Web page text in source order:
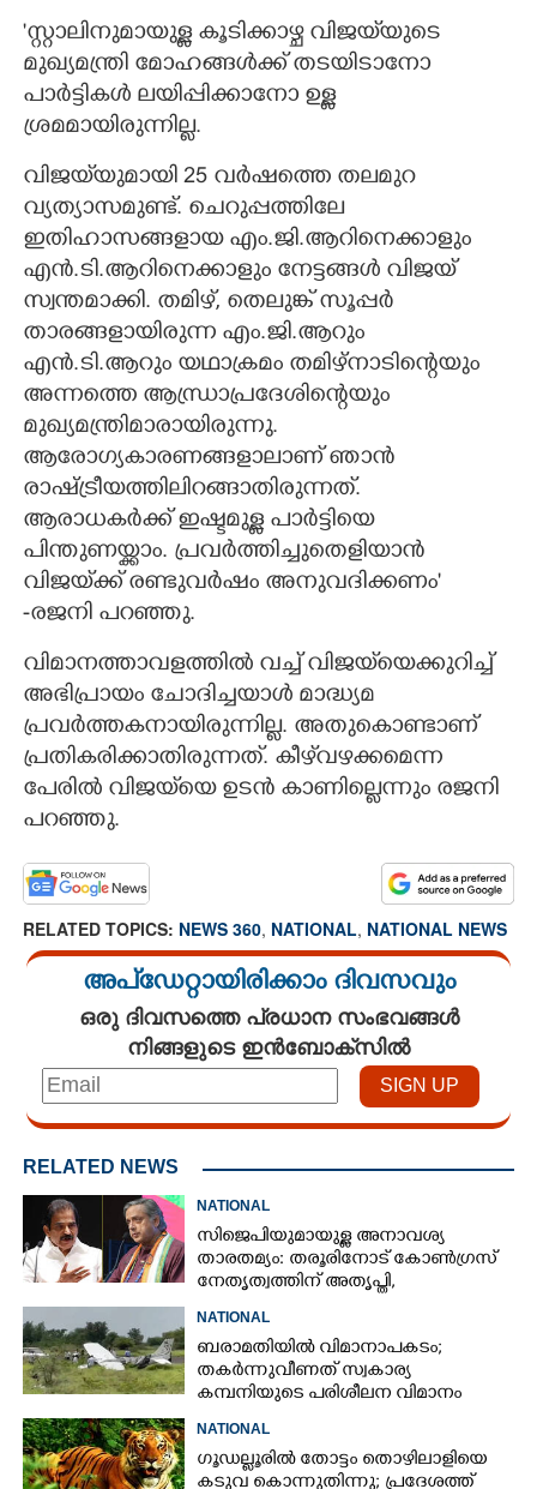
'സ്റ്റാലിനുമായുള്ള കൂടിക്കാഴ്ച വിജയ്‌യുടെ
മുഖ്യമന്ത്രി മോഹങ്ങൾക്ക് തടയിടാനോ
പാർട്ടികൾ ലയിപ്പിക്കാനോ ഉള്ള
ശ്രമമായിരുന്നില്ല.
വിജയ്‌യുമായി 25 വർഷത്തെ തലമുറ
വ്യത്യാസമുണ്ട്. ചെറുപ്പത്തിലേ
ഇതിഹാസങ്ങളായ എം.ജി.ആറിനെക്കാളും
എൻ.ടി.ആറിനെക്കാളും നേട്ടങ്ങൾ വിജയ്
സ്വന്തമാക്കി. തമിഴ്, തെലുങ്ക് സൂപ്പർ
താരങ്ങളായിരുന്ന എം.ജി.ആറും
എൻ.ടി.ആറും യഥാക്രമം തമിഴ്നാടിന്റെയും
അന്നത്തെ ആന്ധ്രാപ്രദേശിന്റെയും
മുഖ്യമന്ത്രിമാരായിരുന്നു.
ആരോഗ്യകാരണങ്ങളാലാണ് ഞാൻ
രാഷ്ട്രീയത്തിലിറങ്ങാതിരുന്നത്.
ആരാധകർക്ക് ഇഷ്ടമുള്ള പാർട്ടിയെ
പിന്തുണയ്ക്കാം. പ്രവർത്തിച്ചുതെളിയാൻ
വിജയ്‌ക്ക് രണ്ടുവർഷം അനുവദിക്കണം"
-രജനി പറഞ്ഞു.
വിമാനത്താവളത്തിൽ വച്ച് വിജയ്‌യെക്കുറിച്ച്
അഭിപ്രായം ചോദിച്ചയാൾ മാദ്ധ്യമ
പ്രവർത്തകനായിരുന്നില്ല. അതുകൊണ്ടാണ്
പ്രതികരിക്കാതിരുന്നത്. കീഴ്‌വഴക്കമെന്ന
പേരിൽ വിജയ്‌യെ ഉടൻ കാണില്ലെന്നും രജനി
പറഞ്ഞു.
RELATED TOPICS: NEWS 360, NATIONAL, NATIONAL NEWS
അപ്ഡേറ്റായിരിക്കാം ദിവസവും
ഒരു ദിവസത്തെ പ്രധാന സംഭവങ്ങൾ
നിങ്ങളുടെ ഇൻബോക്സിൽ
RELATED NEWS
NATIONAL
സിജെപിയുമായുള്ള അനാവശ്യ
താരതമ്യം: തരൂരിനോട് കോൺഗ്രസ്
നേതൃത്വത്തിന് അതൃപ്തി,
വേണുഗോപാൽ
NATIONAL
ബരാമതിയിൽ വിമാനാപകടം;
തകർന്നുവീണത് സ്വകാര്യ
കമ്പനിയുടെ പരിശീലന വിമാനം
NATIONAL
ഗൂഡല്ലൂരിൽ തോട്ടം തൊഴിലാളിയെ
കടുവ കൊന്നുതിന്നു; പ്രദേശത്ത്